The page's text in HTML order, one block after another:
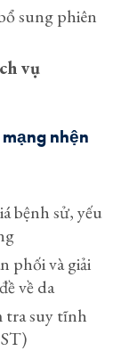
sung phiên
vụ
nhện
bệnh sử, yếu
phối và giải
về da
tra suy tĩnh